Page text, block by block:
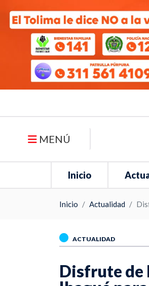
MENÚ
Inicio
Inicio Actualidad
ACTUALIDAD
Disfrute de